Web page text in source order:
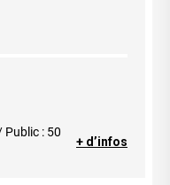
Public : 50
+ d’infos